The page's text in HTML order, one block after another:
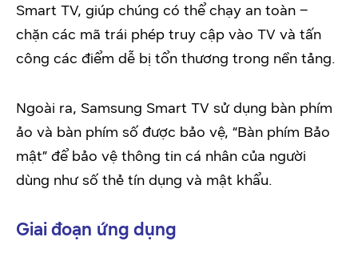
Smart TV, giúp chúng có thể chạy an toàn –
chặn các mã trái phép truy cập vào TV và tấn
công các điểm dễ bị tổn thương trong nền tảng.
Ngoài ra, Samsung Smart TV sử dụng bàn phím
ảo và bàn phím số được bảo vệ, “Bàn phím Bảo
mật” để bảo vệ thông tin cá nhân của người
dùng như số thẻ tín dụng và mật khẩu.
Giai đoạn ứng dụng